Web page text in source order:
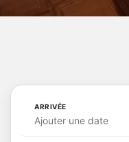
ARRIVÉE
Ajouter une date